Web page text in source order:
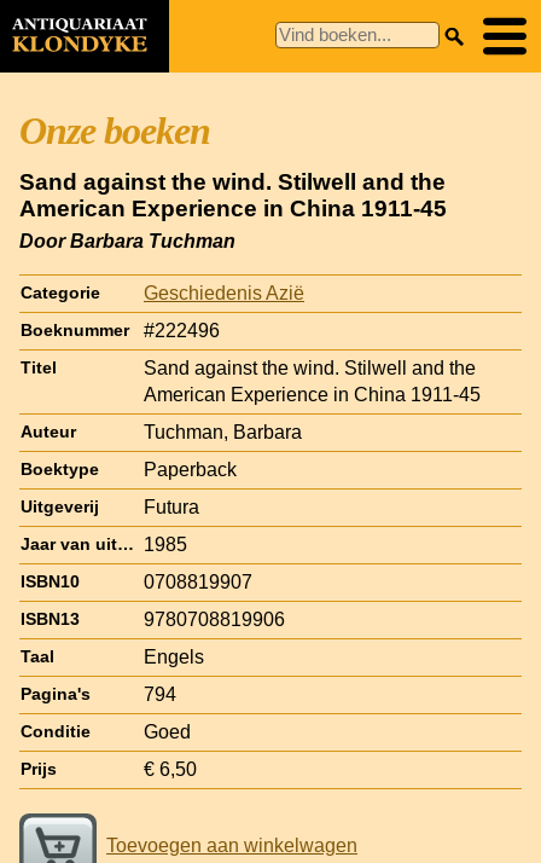
Onze boeken
Sand against the wind. Stilwell and the
American Experience in China 1911-45
Door Barbara Tuchman
Categorie Geschiedenis Azië
Boeknummer #222496
Titel
Sand against the wind. Stilwell and the
American Experience in China 1911-45
Auteur Tuchman, Barbara
Boektype Paperback
Uitgeverij Futura
Jaar van uitgave 1985
ISBN10 0708819907
ISBN13 9780708819906
Taal Engels
Pagina's 794
Conditie Goed
Prijs € 6,50
Toevoegen aan winkelwagen